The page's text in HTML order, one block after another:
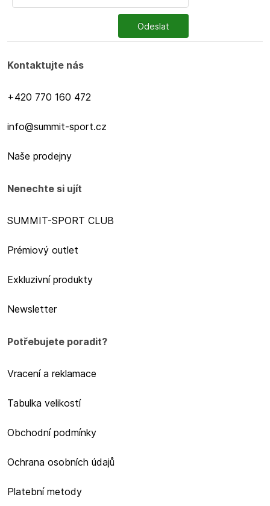
Odeslat
Kontaktujte nás
+420 770 160 472
info@summit-sport.cz
Naše prodejny
Nenechte si ujít
SUMMIT-SPORT CLUB
Prémiový outlet
Exkluzivní produkty
Newsletter
Potřebujete poradit?
Vracení a reklamace
Tabulka velikostí
Obchodní podmínky
Ochrana osobních údajů
Platební metody